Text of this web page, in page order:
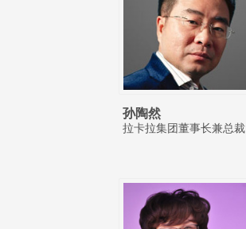
孙陶然
拉卡拉集团董事长兼总裁